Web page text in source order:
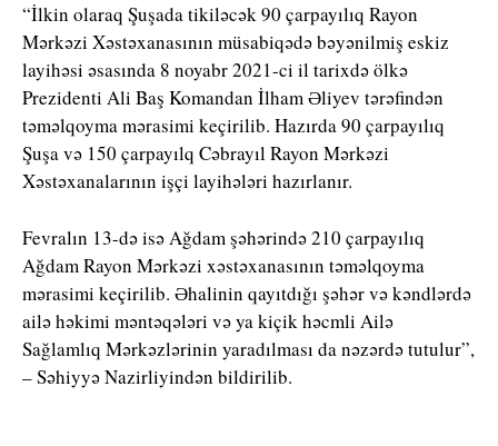
“İlkin olaraq Şuşada tikiləcək 90 çarpayılıq Rayon
Mərkəzi Xəstəxanasının müsabiqədə bəyənilmiş eskiz
layihəsi əsasında 8 noyabr 2021-ci il tarixdə ölkə
Prezidenti Ali Baş Komandan İlham Əliyev tərəfindən
təməlqoyma mərasimi keçirilib. Hazırda 90 çarpayılıq
Şuşa və 150 çarpayılq Cəbrayıl Rayon Mərkəzi
Xəstəxanalarının işçi layihələri hazırlanır.
Fevralın 13-də isə Ağdam şəhərində 210 çarpayılıq
Ağdam Rayon Mərkəzi xəstəxanasının təməlqoyma
mərasimi keçirilib. Əhalinin qayıtdığı şəhər və kəndlərdə
ailə həkimi məntəqələri və ya kiçik həcmli Ailə
Sağlamlıq Mərkəzlərinin yaradılması da nəzərdə tutulur”,
– Səhiyyə Nazirliyindən bildirilib.